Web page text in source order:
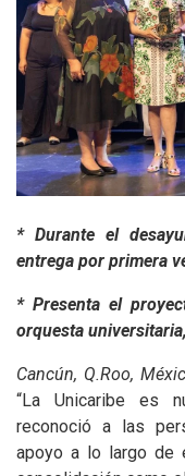
* Durante el
entrega por primera
* Presenta el
orquesta
Cancún, Q.Roo,
“La Unicaribe es
reconoció a las
apoyo a lo largo de